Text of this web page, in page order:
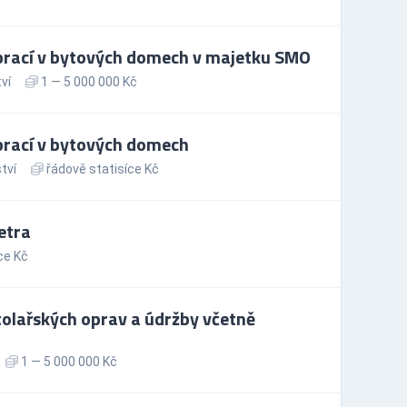
v bytových domech v majetku SMO
1 — 5 000 000 Kč
v bytových domech
řádově statisíce Kč
Kč
oprav a údržby včetně
1 — 5 000 000 Kč